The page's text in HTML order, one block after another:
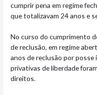
cumprir pena em regime
que totalizavam 24 anos e
No curso do cumprimento
de reclusão, em regime
anos de reclusão por posse
privativas de liberdade
direitos.